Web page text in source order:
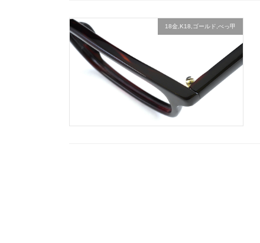
18金,K18,ゴールド,べっ甲